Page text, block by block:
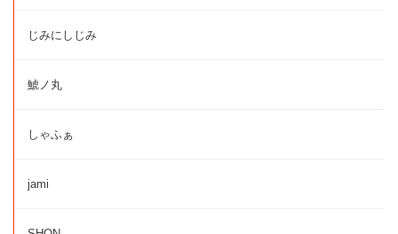
じみにしじみ
鯱ノ丸
しゃふぁ
jami